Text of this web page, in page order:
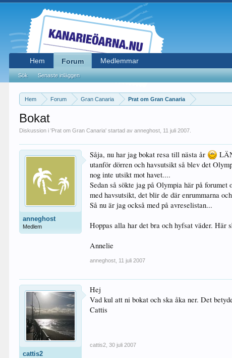
Hem Forum Gran Canaria Prat om Gran Canaria
Bokat
Diskussion i 'Prat om Gran Canaria' startad avanneghost 11 juli 2007
anneghost
Medlem
Såja, nu har jag bokat resa till nästa år
utanför dörren och havsutsikt så blev det
nog inte utsikt mot havet....
Sedan så sökte jag på Olympia här på
med havsutsikt, det blir de där enrummarna
Så nu är jag också med på avreselistan...
Hoppas alla har det bra och hyfsat väder. Här
Annelie
anneghost 11 juli 2007
cattis2
Hej
Vad kul att ni bokat och ska åka ner. Det
Cattis
cattis2 30 juli 2007
Hem Forum
Sök Senaste inläggen
Medlemmar